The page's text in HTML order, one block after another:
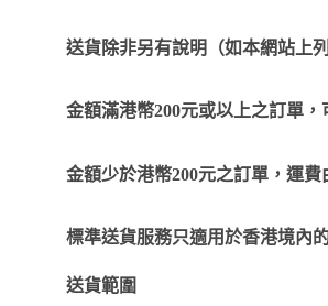
送貨除非另有說明（如本網站上
金額滿港幣200元或以上之訂單，
金額少於港幣200元之訂單，運費
標準送貨服務只適用於香港境內
送貨範圍